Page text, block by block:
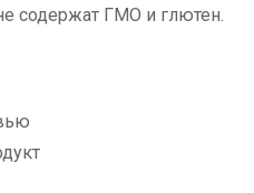
содержат ГМО и глютен.